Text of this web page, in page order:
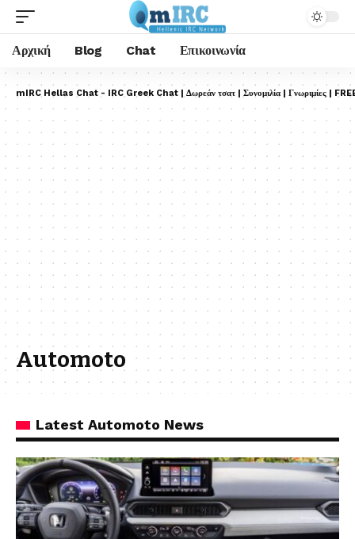
Αρχική Blog Chat Επικοινωνία
mIRC Hellas Chat - IRC Greek Chat | Δωρεάν τσατ | Συνομιλία | Γνωριμίες |
Automoto
Latest Automoto News